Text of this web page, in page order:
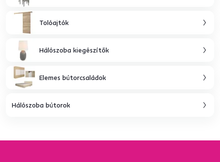
Tolóajtók
Hálószoba kiegészítők
Elemes bútorcsaládok
Hálószoba bútorok